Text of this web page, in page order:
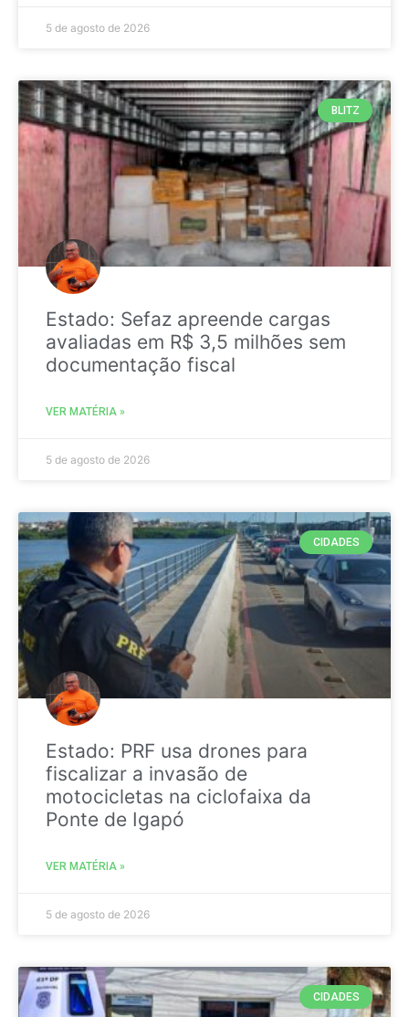
5 de agosto de 2026
BLITZ
Estado: Sefaz apreende cargas
avaliadas em R$ 3,5 milhões sem
documentação fiscal
VER MATÉRIA »
5 de agosto de 2026
CIDADES
Estado: PRF usa drones para
fiscalizar a invasão de
motocicletas na ciclofaixa da
Ponte de Igapó
VER MATÉRIA »
5 de agosto de 2026
CIDADES